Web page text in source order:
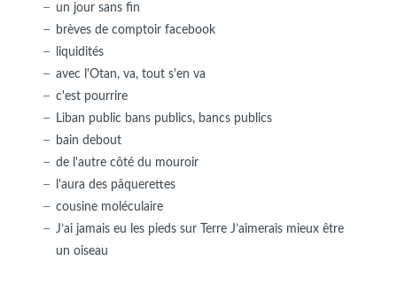
un jour sans fin
brèves de comptoir facebook
liquidités
avec l'Otan, va, tout s'en va
c'est pourrire
Liban public bans publics, bancs publics
bain debout
de l'autre côté du mouroir
l'aura des pâquerettes
cousine moléculaire
J’ai jamais eu les pieds sur Terre J’aimerais mieux être
un oiseau